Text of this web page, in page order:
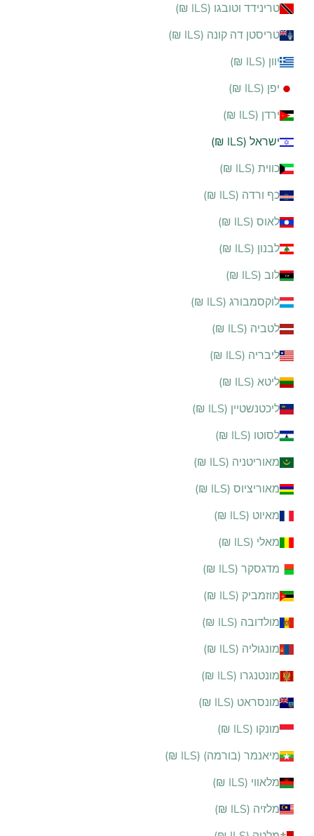
טרינידד וטובגו (ILS ₪)
טריסטן דה קונה (ILS ₪)
יוון (ILS ₪)
יפן (ILS ₪)
ירדן (ILS ₪)
ישראל (ILS ₪)
כווית (ILS ₪)
כף ורדה (ILS ₪)
לאוס (ILS ₪)
לבנון (ILS ₪)
לוב (ILS ₪)
לוקסמבורג (ILS ₪)
לטביה (ILS ₪)
ליבריה (ILS ₪)
ליטא (ILS ₪)
ליכטנשטיין (ILS ₪)
לסוטו (ILS ₪)
מאוריטניה (ILS ₪)
מאוריציוס (ILS ₪)
מאיוט (ILS ₪)
מאלי (ILS ₪)
מדגסקר (ILS ₪)
מוזמביק (ILS ₪)
מולדובה (ILS ₪)
מונגוליה (ILS ₪)
מונטנגרו (ILS ₪)
מונסראט (ILS ₪)
מונקו (ILS ₪)
מיאנמר (בורמה) (ILS ₪)
מלאווי (ILS ₪)
מלזיה (ILS ₪)